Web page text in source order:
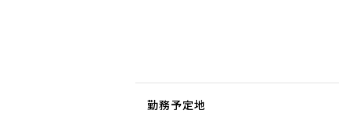
勤務予定地